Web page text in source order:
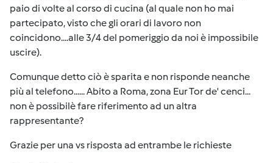
paio di volte al corso di cucina (al quale non ho mai
partecipato, visto che gli orari di lavoro non
coincidono....alle 3/4 del pomeriggio da noi è impossibile
uscire).
Comunque detto ciò è sparita e non risponde neanche
più al telefono...... Abito a Roma, zona Eur Tor de' cenci...
non è possibilè fare riferimento ad un altra
rappresentante?
Grazie per una vs risposta ad entrambe le richieste